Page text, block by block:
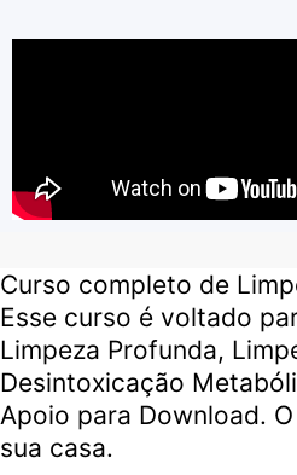
Curso completo de
Esse curso é voltado
Limpeza Profunda,
Desintoxicação
Apoio para Download.
sua casa.